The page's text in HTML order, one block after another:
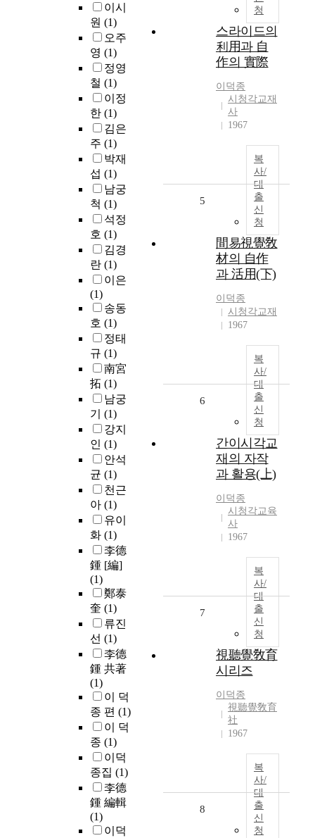
이시
원 (1)
오주
영 (1)
정영
철 (1)
이정
한 (1)
김은
주 (1)
박재
섭 (1)
남궁
척 (1)
석정
호 (1)
김경
란 (1)
이은
(1)
송동
호 (1)
정태
규 (1)
南宮
拓 (1)
남궁
기 (1)
강지
인 (1)
안석
균 (1)
천근
아 (1)
유이
화 (1)
李德
鍾 [編]
(1)
鄭泰
奎 (1)
류진
선 (1)
李德
鍾 共著
(1)
이 덕
종 편 (1)
이 덕
종 (1)
이덕
종집 (1)
李德
鍾 編輯
(1)
이덕
청
스라이드의
利用과 自
作의 實際
이덕종
시청각교재
사
1967
복
사/
대
출
신
청
5
間易視覺敎
材의 自作
과 活用(下)
이덕종
시청각교재
1967
복
사/
대
출
신
청
6
간이시각교
재의 자작
과 활용(上)
이덕종
시청각교육
사
1967
복
사/
대
출
신
청
7
視聽覺敎育
시리즈
이덕종
視聽覺敎育
社
1967
복
사/
대
출
신
청
8